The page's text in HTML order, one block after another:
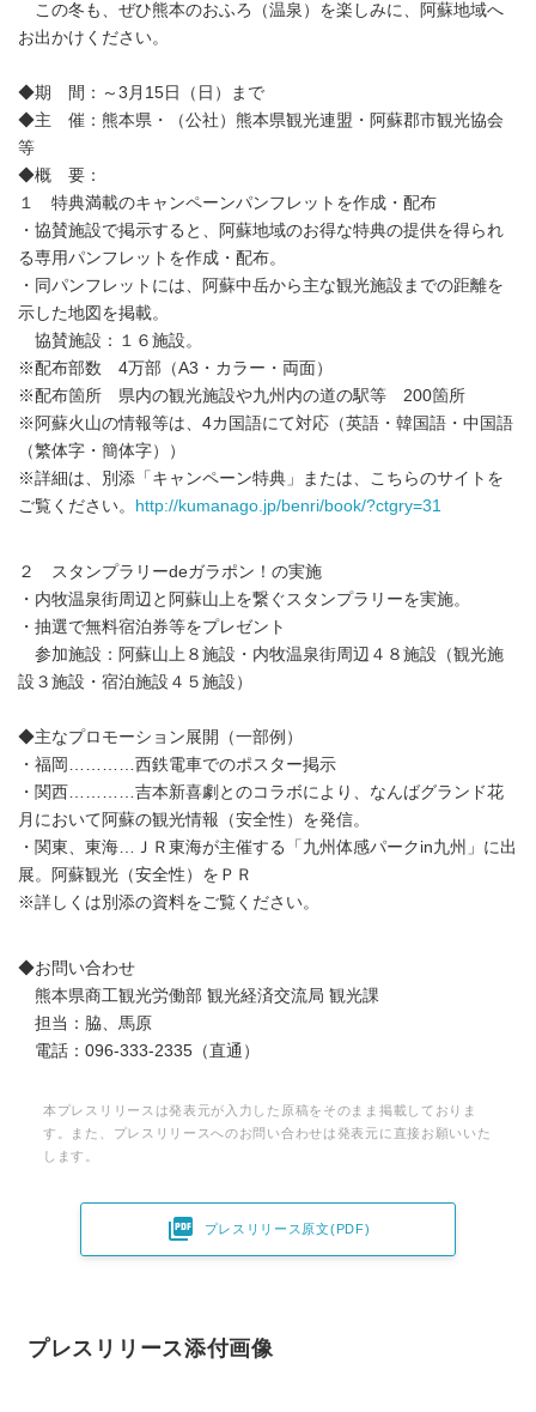
この冬も、ぜひ熊本のおふろ（温泉）を楽しみに、阿蘇地域へ
お出かけください。
◆期 間：～3月15日（日）まで
◆主 催：熊本県・（公社）熊本県観光連盟・阿蘇郡市観光協会
等
◆概 要：
１ 特典満載のキャンペーンパンフレットを作成・配布
・協賛施設で掲示すると、阿蘇地域のお得な特典の提供を得られ
る専用パンフレットを作成・配布。
・同パンフレットには、阿蘇中岳から主な観光施設までの距離を
示した地図を掲載。
協賛施設：１６施設。
※配布部数 4万部（A3・カラー・両面）
※配布箇所 県内の観光施設や九州内の道の駅等 200箇所
※阿蘇火山の情報等は、4カ国語にて対応（英語・韓国語・中国語
（繁体字・簡体字））
※詳細は、別添「キャンペーン特典」または、こちらのサイトを
ご覧ください。
http://kumanago.jp/benri/book/?ctgry=31
２ スタンプラリーdeガラポン！の実施
・内牧温泉街周辺と阿蘇山上を繋ぐスタンプラリーを実施。
・抽選で無料宿泊券等をプレゼント
参加施設：阿蘇山上８施設・内牧温泉街周辺４８施設（観光施
設３施設・宿泊施設４５施設）
◆主なプロモーション展開（一部例）
・福岡…………西鉄電車でのポスター掲示
・関西…………吉本新喜劇とのコラボにより、なんばグランド花
月において阿蘇の観光情報（安全性）を発信。
・関東、東海…ＪＲ東海が主催する「九州体感パークin九州」に出
展。阿蘇観光（安全性）をＰＲ
※詳しくは別添の資料をご覧ください。
◆お問い合わせ
熊本県商工観光労働部 観光経済交流局 観光課
担当：脇、馬原
電話：096-333-2335（直通）
本プレスリリースは発表元が入力した原稿をそのまま掲載しておりま
す。また、プレスリリースへのお問い合わせは発表元に直接お願いいた
します。
 プレスリリース原文(PDF)
プレスリリース添付画像